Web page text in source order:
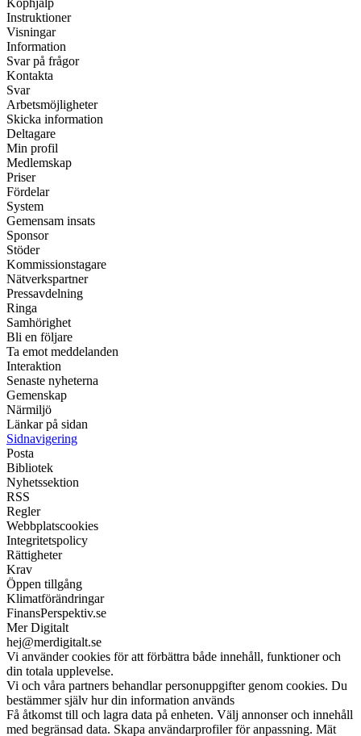
Köphjälp
Instruktioner
Visningar
Information
Svar på frågor
Kontakta
Svar
Arbetsmöjligheter
Skicka information
Deltagare
Min profil
Medlemskap
Priser
Fördelar
System
Gemensam insats
Sponsor
Stöder
Kommissionstagare
Nätverkspartner
Pressavdelning
Ringa
Samhörighet
Bli en följare
Ta emot meddelanden
Interaktion
Senaste nyheterna
Gemenskap
Närmiljö
Länkar på sidan
Sidnavigering
Posta
Bibliotek
Nyhetssektion
RSS
Regler
Webbplatscookies
Integritetspolicy
Rättigheter
Krav
Öppen tillgång
Klimatförändringar
FinansPerspektiv.se
Mer Digitalt
hej@merdigitalt.se
Vi använder cookies för att förbättra både innehåll, funktioner och
din totala upplevelse.
Vi och våra partners behandlar personuppgifter genom cookies. Du
bestämmer själv hur din information används
Få åtkomst till och lagra data på enheten. Välj annonser och innehåll
med begränsad data. Skapa användarprofiler för anpassning. Mät